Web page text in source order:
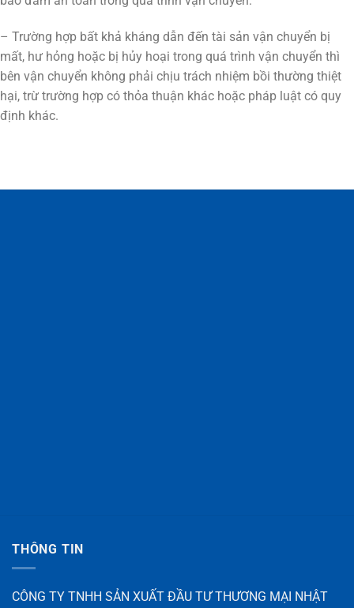
– Trường hợp bất khả kháng dẫn đến tài sản vận chuyển bị
mất, hư hỏng hoặc bị hủy hoại trong quá trình vận chuyển thì
bên vận chuyển không phải chịu trách nhiệm bồi thường thiệt
hại, trừ trường hợp có thỏa thuận khác hoặc pháp luật có quy
định khác.
THÔNG TIN
CÔNG TY TNHH SẢN XUẤT ĐẦU TƯ THƯƠNG MẠI NHẬT